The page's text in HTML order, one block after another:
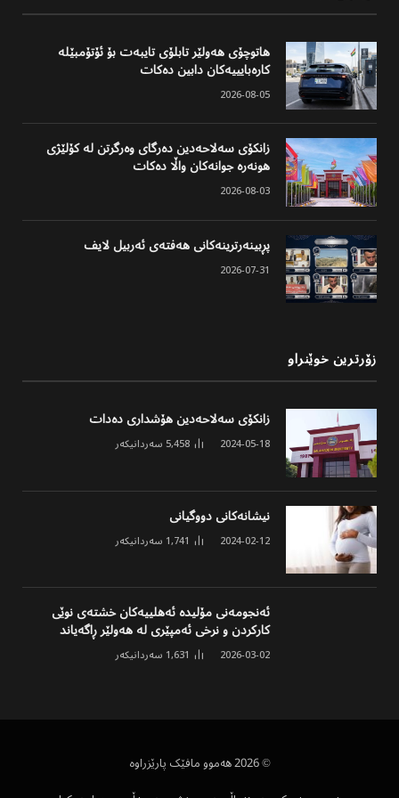
هاتوچۆی هەولێر تابلۆی تایبەت بۆ ئۆتۆمبێلە
کارەبایییەکان دابین دەکات
2026-08-05
زانکۆی سەلاحەدین دەرگای وەرگرتن لە کۆلێژی
هونەرە جوانەکان واڵا دەکات
2026-08-03
پڕبینەرترینەکانی هەفتەی ئەربیل لایف
2026-07-31
زۆرترین خوێنراو
زانکۆی سەلاحەدین هۆشداری دەدات
2024-05-18
5,458 سەردانیکەر
نیشانەکانی دووگیانی
2024-02-12
1,741 سەردانیکەر
ئەنجومەنی مۆلیدە ئەهلییەکان خشتەی نوێی
کارکردن و نرخی ئەمپێری لە هەولێر ڕاگەیاند
2026-03-02
1,631 سەردانیکەر
© 2026 هەموو مافێک پارێزراوە